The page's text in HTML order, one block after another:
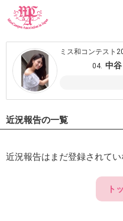
ミス和コンテスト
04. 中
近況報告の一覧
近況報告はまだ登録されてい
ト